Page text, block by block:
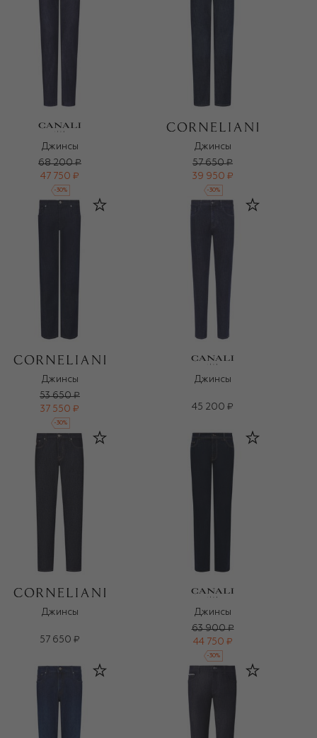
Джинсы
68 200 ₽
47 750 ₽
-30%
Джинсы
57 650 ₽
39 950 ₽
-30%
Джинсы
53 650 ₽
37 550 ₽
-30%
Джинсы
45 200 ₽
Джинсы
57 650 ₽
Джинсы
63 900 ₽
44 750 ₽
-30%